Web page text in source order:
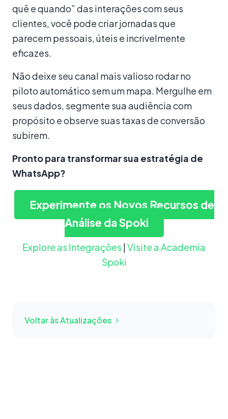
quê e quando” das interações com seus
clientes, você pode criar jornadas que
parecem pessoais, úteis e incrivelmente
eficazes.
Não deixe seu canal mais valioso rodar no
piloto automático sem um mapa. Mergulhe em
seus dados, segmente sua audiência com
propósito e observe suas taxas de conversão
subirem.
Pronto para transformar sua estratégia de
WhatsApp?
Experimente os Novos Recursos de
Análise da Spoki
Explore as Integrações |Visite a Academia
Spoki
Voltar às Atualizações